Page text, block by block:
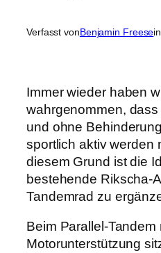
Verfasst vonBenjamin Freesein
Immer wieder haben
wahrgenommen,
und ohne
sportlich aktiv werden
diesem Grund ist die
bestehende Rikscha-
Tandemrad zu
Beim Parallel-Tandem
Motorunterstützung